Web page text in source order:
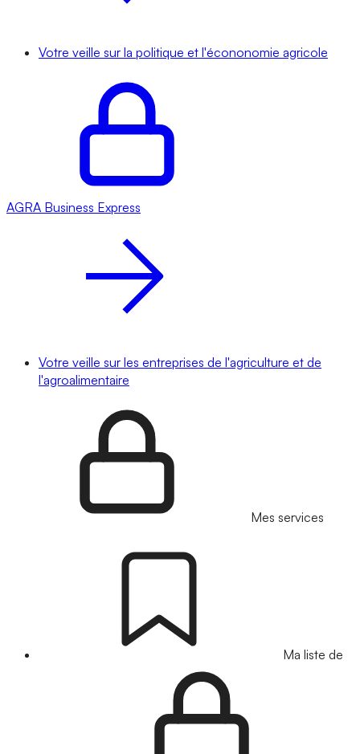
Votre veille sur la politique et l'écononomie agricole
AGRA Business Express
Votre veille sur les entreprises de l'agriculture et de
l'agroalimentaire
Mes services
Ma liste de